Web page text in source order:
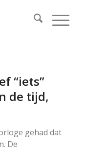
“iets”
de tijd,
gehad dat
De